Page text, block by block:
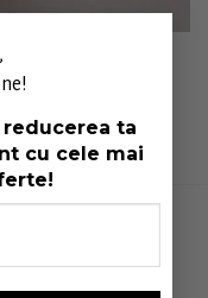
ta
cu cele mai